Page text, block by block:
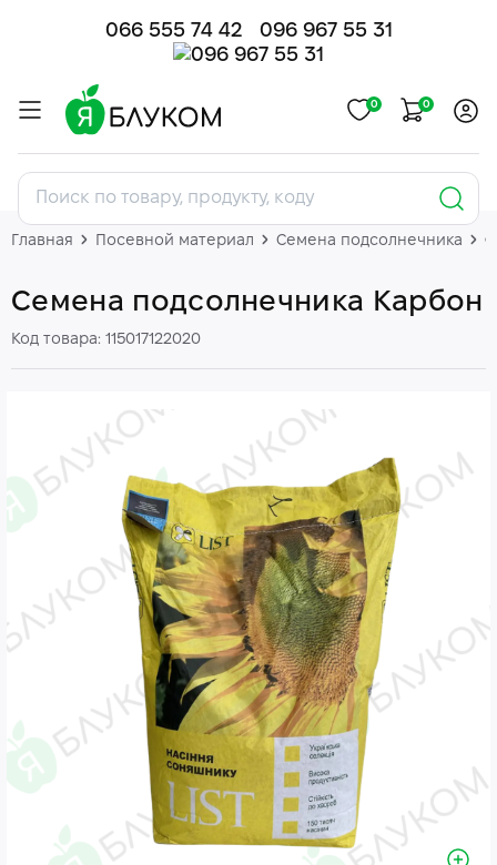
066 555 74 42 096 967 55 31
0 0
Главная Посевной материал Семена подсолнечника
Семена подсолнечника Карбон
Код товара: 115017122020